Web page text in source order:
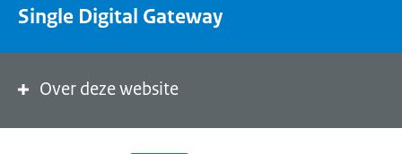
een
de
Single Digital Gateway
Over deze website